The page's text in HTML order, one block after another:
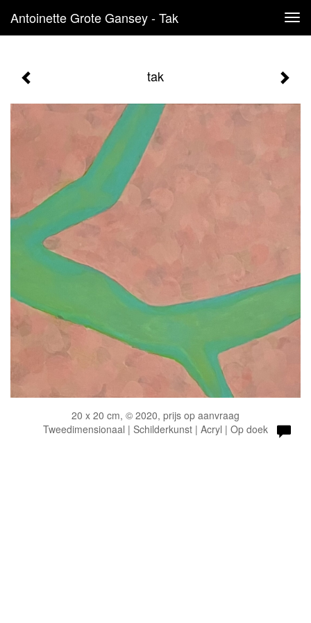
Antoinette Grote Gansey - Tak
tak
20 x 20 cm, © 2020, prijs op aanvraag
Tweedimensionaal | Schilderkunst | Acryl | Op doek